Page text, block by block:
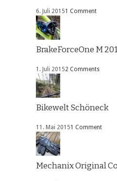
6. Juli 20151 Comment
BrakeForceOne M
1. Juli 20152 Comments
Bikewelt Schöneck
11. Mai 20151 Comment
Mechanix Original